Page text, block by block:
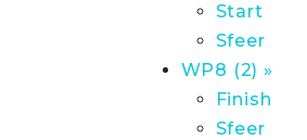
Start
Sfeer
WP8 (2) »
Finish
Sfeer